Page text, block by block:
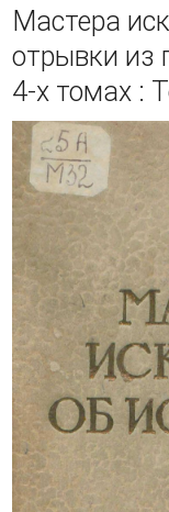
Мастера
отрывки из
4-х томах :